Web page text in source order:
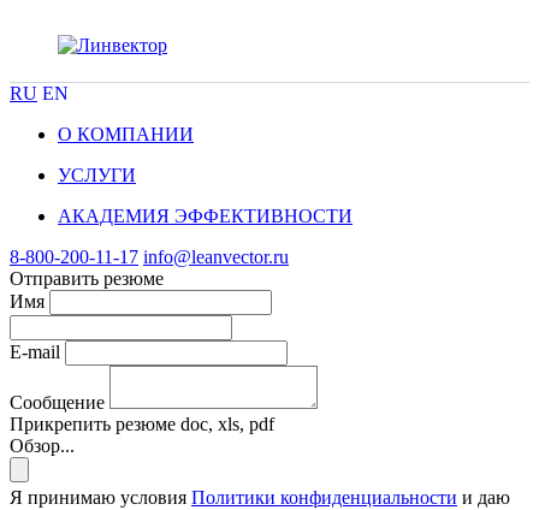
RU EN
О КОМПАНИИ
УСЛУГИ
АКАДЕМИЯ ЭФФЕКТИВНОСТИ
8-800-200-11-17 info@leanvector.ru
Отправить резюме
Имя
E-mail
Сообщение
Прикрепить резюме doc, xls, pdf
Обзор...
Я принимаю условия Политики конфиденциальности и даю